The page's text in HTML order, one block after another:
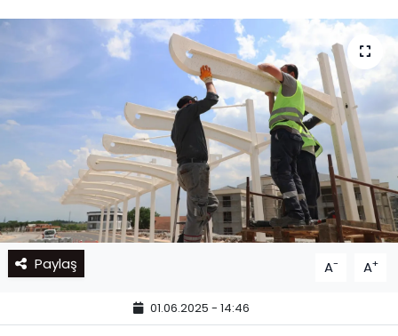
Paylaş A- A+
01.06.2025 - 14:46
Son Dakika Haberleri
Haber Arşivi